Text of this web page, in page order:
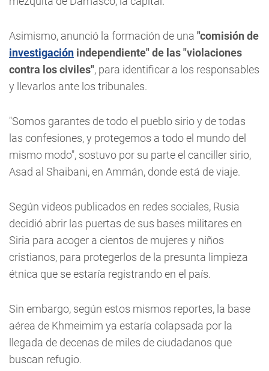
Asimismo, anunció la formación de una "comisión de
investigación independiente" de las "violaciones
contra los civiles", para identificar a los responsables
y llevarlos ante los tribunales.
"Somos garantes de todo el pueblo sirio y de todas
las confesiones, y protegemos a todo el mundo del
mismo modo", sostuvo por su parte el canciller sirio,
Asad al Shaibani, en Ammán, donde está de viaje.
Según videos publicados en redes sociales, Rusia
decidió abrir las puertas de sus bases militares en
Siria para acoger a cientos de mujeres y niños
cristianos, para protegerlos de la presunta limpieza
étnica que se estaría registrando en el país.
Sin embargo, según estos mismos reportes, la base
aérea de Khmeimim ya estaría colapsada por la
llegada de decenas de miles de ciudadanos que
buscan refugio.